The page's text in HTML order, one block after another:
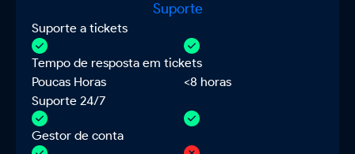
Suporte
Suporte a tickets
Tempo de resposta em tickets
Poucas Horas
<8 horas
Suporte 24/7
Gestor de conta